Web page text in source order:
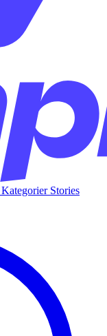
Kategorier Stories